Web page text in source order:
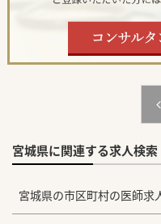
【職場環境と雰囲気】
■医局内はパーテーショ
ライバシーが守られた空
■小規模病院だからこそ
る症例を幅広く診られ
■地域に根ざした医療を
宮城県に関連する求人検索
宮城県の市区町村の医師求